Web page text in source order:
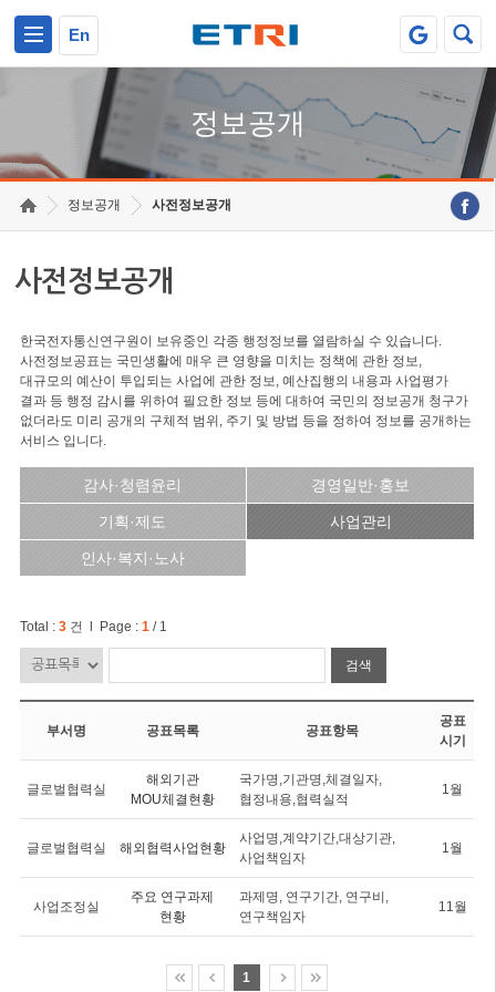
En
정보공개
정보공개 사전정보공개
사전정보공개
한국전자통신연구원이 보유중인 각종 행정정보를 열람하실 수 있습니다.
사전정보공표는 국민생활에 매우 큰 영향을 미치는 정책에 관한 정보,
대규모의 예산이 투입되는 사업에 관한 정보, 예산집행의 내용과 사업평가
결과 등 행정 감시를 위하여 필요한 정보 등에 대하여 국민의 정보공개 청구가
없더라도 미리 공개의 구체적 범위, 주기 및 방법 등을 정하여 정보를 공개하는
서비스 입니다.
감사·청렴윤리 경영일반·홍보
기획·제도 사업관리
인사·복지·노사
Total : 3건 l Page : 1/ 1
검색
부서명 공표목록 공표항목
공표
시기
글로벌협력실
해외기관
MOU체결현황
국가명,기관명,체결일자,
협정내용,협력실적
1월
글로벌협력실 해외협력사업현황
사업명,계약기간,대상기관,
사업책임자
1월
사업조정실
주요 연구과제
현황
과제명, 연구기간, 연구비,
연구책임자
11월
1